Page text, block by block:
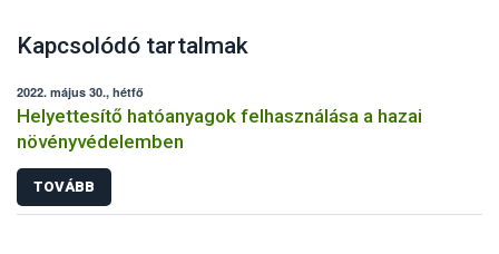
Kapcsolódó tartalmak
2022. május 30., hétfő
Helyettesítő hatóanyagok felhasználása a hazai
növényvédelemben
TOVÁBB